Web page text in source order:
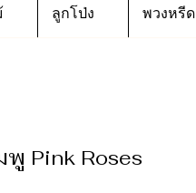
ลูกโป่ง พวงหรีด
Pink Roses